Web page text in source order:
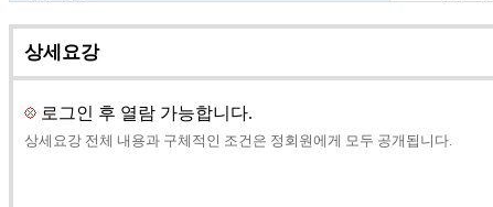
상세요강
로그인 후 열람 가능합니다.
상세요강 전체 내용과 구체적인 조건은 정회원에게 모두 공개됩니다.